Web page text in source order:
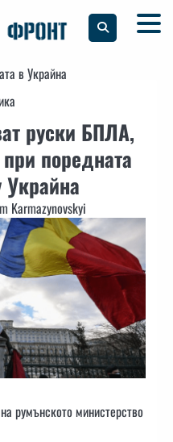
в Украйна
руски БПЛА,
поредната
Украйна
Karmazynovskyi
румънското министерство